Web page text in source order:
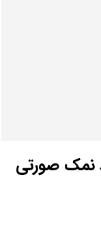
نمک صورتی